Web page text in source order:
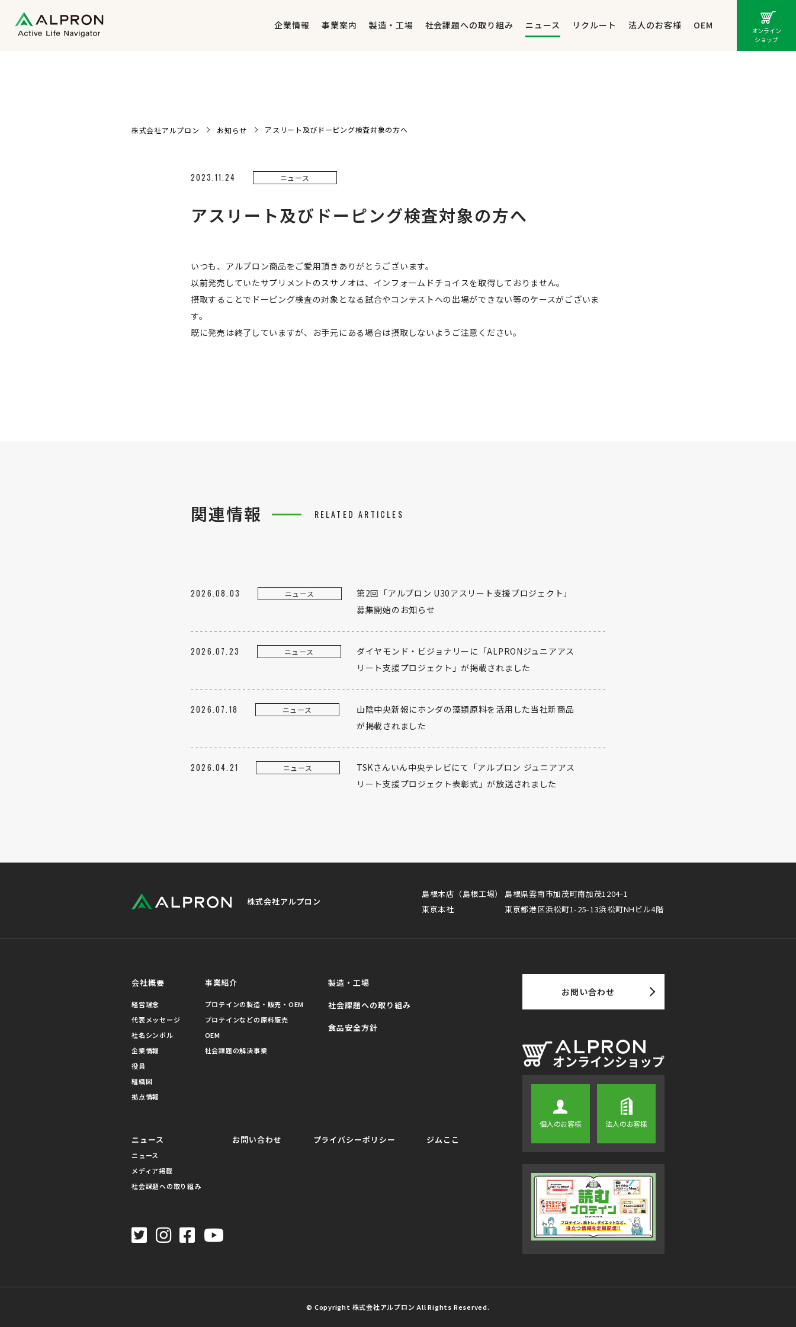
企業情報 事業案内 製造・工場 社会課題への取り組み ニュース リクルート 法人のお客様 OEM
オンライン
ショップ
株式会社アルプロン お知らせ アスリート及びドーピング検査対象の方へ
2023.11.24 ニュース
アスリート及びドーピング検査対象の方へ
いつも、アルプロン商品をご愛用頂きありがとうございます。
以前発売していたサプリメントのスサノオは、インフォームドチョイスを取得しておりません。
摂取することでドーピング検査の対象となる試合やコンテストへの出場ができない等のケースがございま
す。
既に発売は終了していますが、お手元にある場合は摂取しないようご注意ください。
関連情報 RELATED ARTICLES
2026.08.03 ニュース
第2回「アルプロン U30アスリート支援プロジェクト」
募集開始のお知らせ
2026.07.23 ニュース
ダイヤモンド・ビジョナリーに「ALPRONジュニアアス
リート支援プロジェクト」が掲載されました
2026.07.18 ニュース
山陰中央新報にホンダの藻類原料を活用した当社新商品
が掲載されました
2026.04.21 ニュース
TSKさんいん中央テレビにて「アルプロン ジュニアアス
リート支援プロジェクト表彰式」が放送されました
株式会社アルプロン
島根本店（島根工場）
島根県雲南市加茂町南加茂1204-1
東京本社
東京都港区浜松町1-25-13浜松町NHビル4階
会社概要
経営理念
代表メッセージ
社名シンボル
企業情報
役員
組織図
拠点情報
事業紹介
プロテインの製造・販売・OEM
プロテインなどの原料販売
OEM
社会課題の解決事業
製造・工場
社会課題への取り組み
食品安全方針
ニュース
ニュース
メディア掲載
社会課題への取り組み
お問い合わせ プライバシーポリシー ジムここ
お問い合わせ
個人のお客様 法人のお客様
© Copyright 株式会社アルプロン All Rights Reserved.